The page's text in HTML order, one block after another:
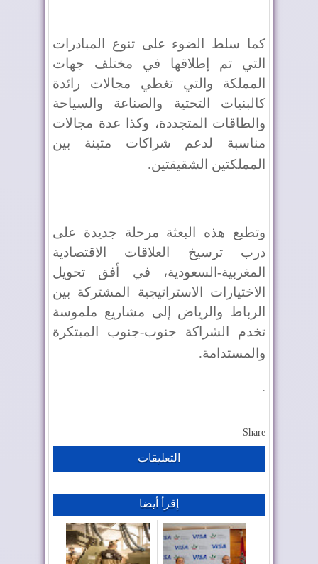
كما سلط الضوء على تنوع المبادرات
التي تم إطلاقها في مختلف جهات
المملكة والتي تغطي مجالات رائدة
كالبنيات التحتية والصناعة والسياحة
والطاقات المتجددة، وكذا عدة مجالات
مناسبة لدعم شراكات متينة بين
المملكتين الشقيقتين.
وتطبع هذه البعثة مرحلة جديدة على
درب ترسيخ العلاقات الاقتصادية
المغربية-السعودية، في أفق تحويل
الاختيارات الاستراتيجية المشتركة بين
الرباط والرياض إلى مشاريع ملموسة
تخدم الشراكة جنوب-جنوب المبتكرة
والمستدامة.
.
Share
التعليقات
إقرأ أيضا